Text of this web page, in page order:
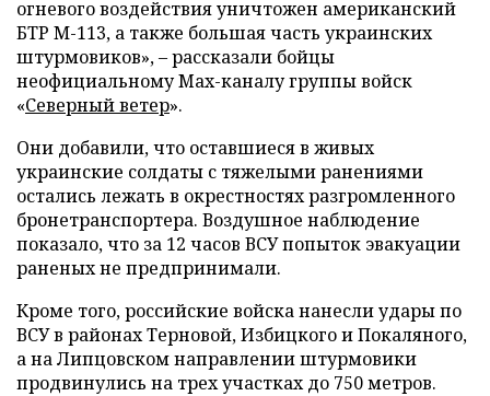
огневого воздействия уничтожен американский
БТР М-113, а также большая часть украинских
штурмовиков», – рассказали бойцы
неофициальному Max-каналу группы войск
«Северный ветер».
Они добавили, что оставшиеся в живых
украинские солдаты с тяжелыми ранениями
остались лежать в окрестностях разгромленного
бронетранспортера. Воздушное наблюдение
показало, что за 12 часов ВСУ попыток эвакуации
раненых не предпринимали.
Кроме того, российские войска нанесли удары по
ВСУ в районах Терновой, Избицкого и Покаляного,
а на Липцовском направлении штурмовики
продвинулись на трех участках до 750 метров.